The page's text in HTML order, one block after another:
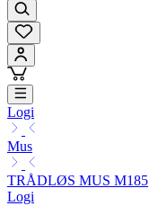
Logi
Mus
TRÅDLØS MUS M185
Logi